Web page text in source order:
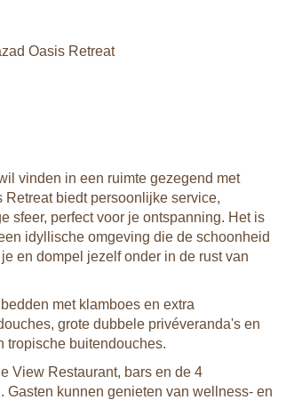
Oasis Retreat
vinden in een ruimte gezegend met
biedt persoonlijke service,
sfeer, perfect voor je ontspanning. Het is
idyllische omgeving die de schoonheid
en dompel jezelf onder in de rust van
met klamboes en extra
grote dubbele privéveranda's en
tropische buitendouches.
View Restaurant, bars en de 4
kunnen genieten van wellness- en